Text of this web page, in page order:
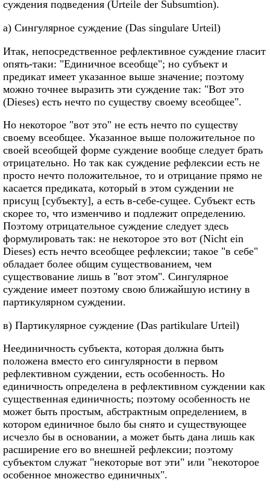
суждения подведения (Urteile der Subsumtion).
а) Сингулярное суждение (Das singulare Urteil)
Итак, непосредственное рефлективное суждение гласит
опять-таки: "Единичное всеобще"; но субъект и
предикат имеет указанное выше значение; поэтому
можно точнее выразить эти суждение так: "Вот это
(Dieses) есть нечто по существу своему всеобщее".
Но некоторое "вот это" не есть нечто по существу
своему всеобщее. Указанное выше положительное по
своей всеобщей форме суждение вообще следует брать
отрицательно. Но так как суждение рефлексии есть не
просто нечто положительное, то и отрицание прямо не
касается предиката, который в этом суждении не
присущ [субъекту], а есть в-себе-сущее. Субъект есть
скорее то, что изменчиво и подлежит определению.
Поэтому отрицательное суждение следует здесь
формулировать так: не некоторое это вот (Nicht ein
Dieses) есть нечто всеобщее рефлексии; такое "в себе"
обладает более общим существованием, чем
существование лишь в "вот этом". Сингулярное
суждение имеет поэтому свою ближайшую истину в
партикулярном суждении.
в) Партикулярное суждение (Das partikulare Urteil)
Неединичность субъекта, которая должна быть
положена вместо его сингулярности в первом
рефлективном суждении, есть особенность. Но
единичность определена в рефлективном суждении как
существенная единичность; поэтому особенность не
может быть простым, абстрактным определением, в
котором единичное было бы снято и существующее
исчезло бы в основании, а может быть дана лишь как
расширение его во внешней рефлексии; поэтому
субъектом служат "некоторые вот эти" или "некоторое
особенное множество единичных".